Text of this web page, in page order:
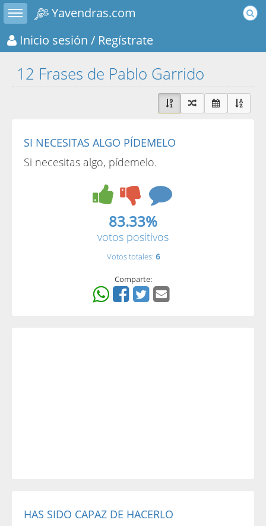
Toggle sidebar
Yavendras.com
Inicio sesión / Regístrate
12 Frases de Pablo Garrido
SI NECESITAS ALGO PÍDEMELO
Si necesitas algo, pídemelo.
83.33%
votos positivos
Votos totales: 6
Comparte:
HAS SIDO CAPAZ DE HACERLO